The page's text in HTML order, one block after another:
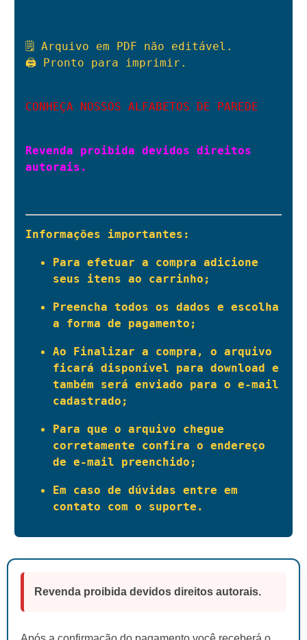
🗒 Arquivo em PDF não editável.
🖨 Pronto para imprimir.
CONHEÇA NOSSOS ALFABETOS DE PAREDE
Revenda proibida devidos direitos
autorais.
Informações importantes:
Para efetuar a compra adicione
seus itens ao carrinho;
Preencha todos os dados e escolha
a forma de pagamento;
Ao Finalizar a compra, o arquivo
ficará disponível para download e
também será enviado para o e-mail
cadastrado;
Para que o arquivo chegue
corretamente confira o endereço
de e-mail preenchido;
Em caso de dúvidas entre em
contato com o suporte.
Revenda proibida devidos direitos autorais.